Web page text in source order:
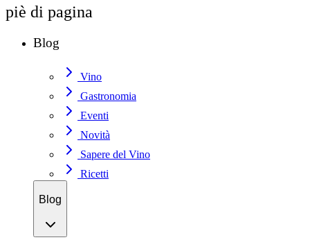
piè di pagina
Blog
Vino
Gastronomia
Eventi
Novità
Sapere del Vino
Ricetti
Blog